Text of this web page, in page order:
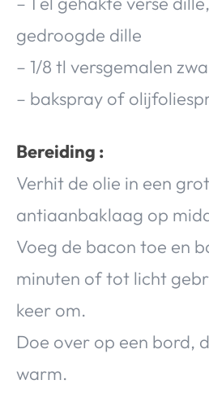
gedroogde dille
– 1/8 tl versgemalen
– bakspray of
Bereiding :
Verhit de olie in een
antiaanbaklaag op
Voeg de bacon toe en
minuten of tot licht
keer om.
Doe over op een bord,
warm.